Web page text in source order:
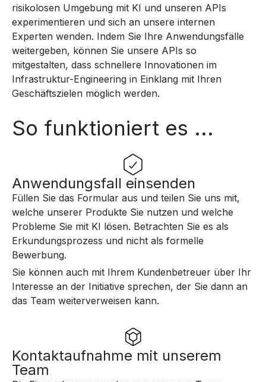
risikolosen Umgebung mit KI und unseren APIs
experimentieren und sich an unsere internen
Experten wenden. Indem Sie Ihre Anwendungsfälle
weitergeben, können Sie unsere APIs so
mitgestalten, dass schnellere Innovationen im
Infrastruktur-Engineering in Einklang mit Ihren
Geschäftszielen möglich werden.
So funktioniert es ...
Anwendungsfall einsenden
Füllen Sie das Formular aus und teilen Sie uns mit,
welche unserer Produkte Sie nutzen und welche
Probleme Sie mit KI lösen. Betrachten Sie es als
Erkundungsprozess und nicht als formelle
Bewerbung.
Sie können auch mit Ihrem Kundenbetreuer über Ihr
Interesse an der Initiative sprechen, der Sie dann an
das Team weiterverweisen kann.
Kontaktaufnahme mit unserem
Team